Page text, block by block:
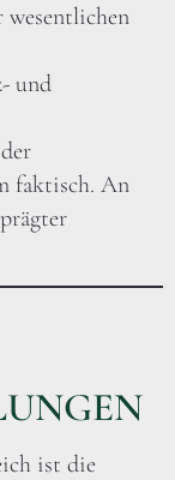
und
faktisch. An
ist die